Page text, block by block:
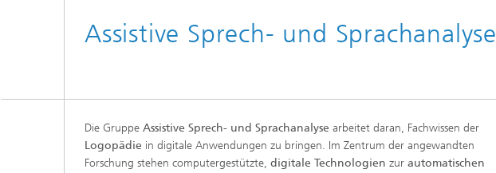
Assistive Sprech- und Sprachanalyse
Die Gruppe Assistive Sprech- und Sprachanalyse arbeitet daran, Fachwissen der
Logopädie in digitale Anwendungen zu bringen. Im Zentrum der angewandten
Forschung stehen computergestützte, digitale Technologien zur automatischen